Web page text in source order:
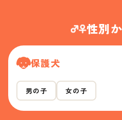
性別
保護犬
男の子 女の子